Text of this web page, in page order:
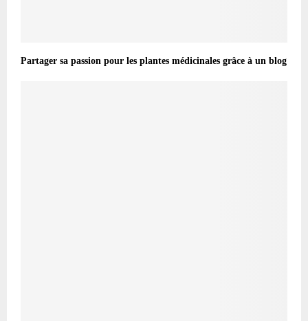
Partager sa passion pour les plantes médicinales grâce à un blog